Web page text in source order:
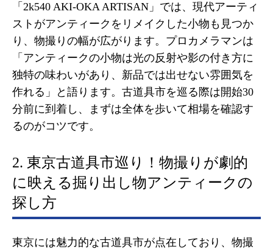
「2k540 AKI-OKA ARTISAN」では、現代アーティ
ストがアンティークをリメイクした小物も見つか
り、物撮りの幅が広がります。プロカメラマンは
「アンティークの小物は光の反射や影の付き方に
独特の味わいがあり、新品では出せない雰囲気を
作れる」と語ります。古道具市を巡る際は開始30
分前に到着し、まずは全体を歩いて相場を確認す
るのがコツです。
2. 東京古道具市巡り！物撮りが劇的
に映える掘り出し物アンティークの
探し方
東京には魅力的な古道具市が点在しており、物撮